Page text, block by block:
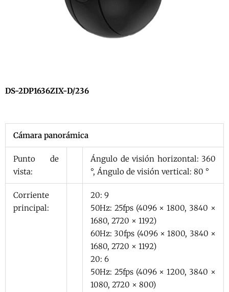
DS-2DP1636ZIX-D/236
Cámara panorámica
Punto de
vista:
Ángulo de visión horizontal: 360
°, Ángulo de visión vertical: 80 °
Corriente
principal:
20: 9
50Hz: 25fps (4096 × 1800, 3840 ×
1680, 2720 × 1192)
60Hz: 30fps (4096 × 1800, 3840 ×
1680, 2720 × 1192)
20: 6
50Hz: 25fps (4096 × 1200, 3840 ×
1080, 2720 ​​× 800)